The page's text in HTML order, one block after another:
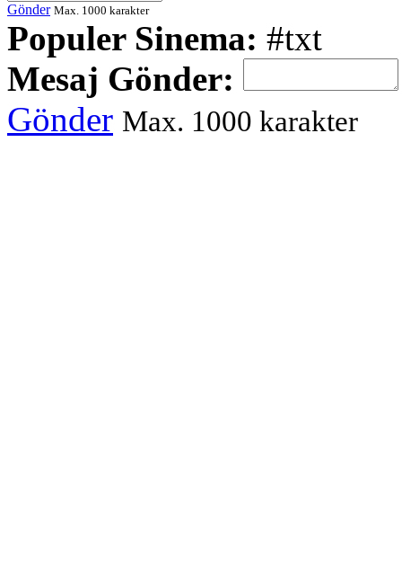
Gönder Max. 1000 karakter
Populer Sinema: #txt
Mesaj Gönder:
Gönder Max. 1000 karakter